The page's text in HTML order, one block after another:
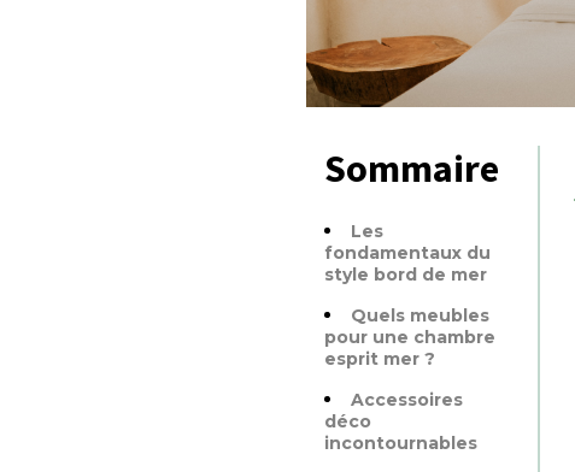
Sommaire
Les
fondamentaux du
style bord de mer
Quels meubles
pour une chambre
esprit mer ?
Accessoires
déco
incontournables